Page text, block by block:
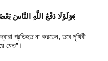
﴿وَلَوْلَا دَفْعُ اللَّهِ النَّاسَ بَعْضَهُم بِبَعْضٍ لَّفَسَدَتِ الْأَرْضُ﴾
প্রতিহত না করতেন, তবে পৃথিবী
যেত”।